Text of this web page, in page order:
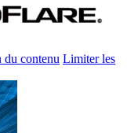
du contenu Limiter les